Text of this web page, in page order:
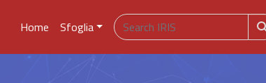
Home Sfoglia